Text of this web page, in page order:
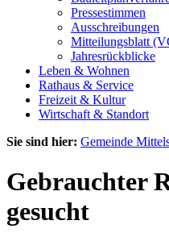
Pressestimmen
Ausschreibungen
Mitteilungsblatt
Jahresrückblicke
Leben & Wohnen
Rathaus & Service
Freizeit & Kultur
Wirtschaft & Standort
Sie sind hier: Gemeinde
Gebrauchter
gesucht